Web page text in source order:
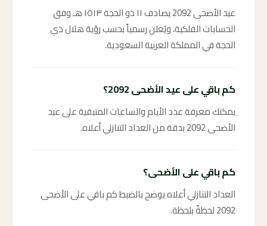
عيد الأضحى 2092 يصادف ١١ ذو الحجة ١٥١٣ هـ وفق
الحسابات الفلكية، ويُعلن رسمياً بحسب رؤية هلال ذي
الحجة في المملكة العربية السعودية.
كم باقي على عيد الأضحى 2092؟
يمكنك معرفة عدد الأيام والساعات المتبقية على عيد
الأضحى 2092 بدقة من العداد التنازلي أعلاه.
كم باقي على الأضحى؟
العداد التنازلي أعلاه يوضح بالضبط كم باقي على الأضحى
2092 لحظةً بلحظة.